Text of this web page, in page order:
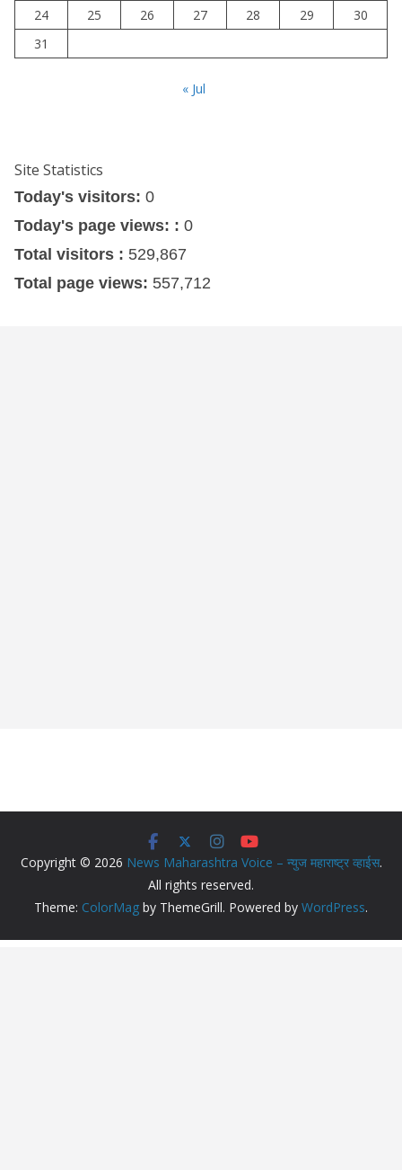
24
25 26 27 28 29
30
31
« Jul
Site Statistics
Today's visitors: 0
Today's page views: : 0
Total visitors : 529,867
Total page views: 557,712
Copyright © 2026 News Maharashtra Voice – न्युज महाराष्ट्र व्हाईस.
All rights reserved.
Theme: ColorMag by ThemeGrill. Powered by WordPress.